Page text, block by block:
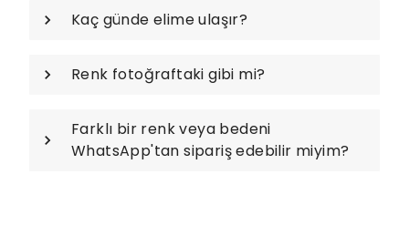
Kaç günde elime ulaşır?
Renk fotoğraftaki gibi mi?
Farklı bir renk veya bedeni
WhatsApp'tan sipariş edebilir miyim?